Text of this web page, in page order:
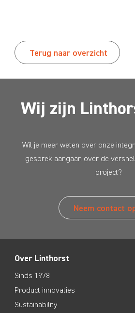
Terug naar overzicht
Wij zijn
Wil je meer weten over onze
gesprek aangaan over de
project?
Neem contact
Over Linthorst
Sinds 1978
Product innovaties
Sustainability